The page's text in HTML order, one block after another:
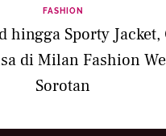
FASHION
hingga Sporty Jacket,
di Milan Fashion
Sorotan